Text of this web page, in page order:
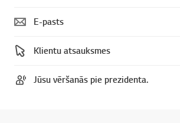
E-pasts
Klientu atsauksmes
Jūsu vēršanās pie prezidenta.